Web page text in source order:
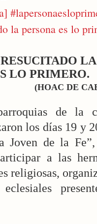
la persona es lo
LA
LO PRIMERO.
(HOAC DE
de la
los días 19 y
Joven de la
a las
religiosas,
eclesiales